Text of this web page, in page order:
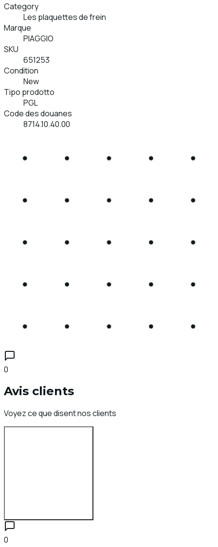
Category
Les plaquettes de frein
Marque
PIAGGIO
SKU
651253
Condition
New
Tipo prodotto
PGL
Code des douanes
8714.10.40.00
0
Avis clients
Voyez ce que disent nos clients
0